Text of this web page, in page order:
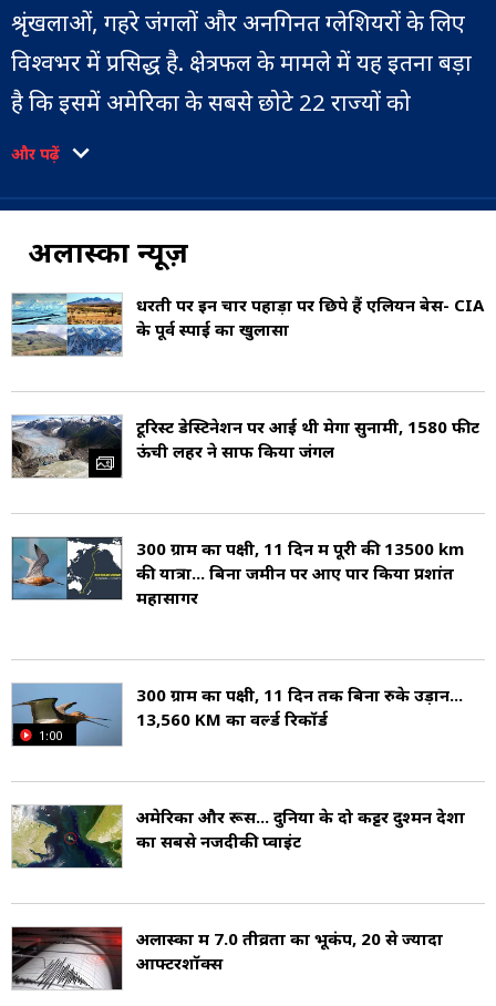
श्रृंखलाओं, गहरे जंगलों और अनगिनत ग्लेशियरों के लिए
विश्वभर में प्रसिद्ध है. क्षेत्रफल के मामले में यह इतना बड़ा
है कि इसमें अमेरिका के सबसे छोटे 22 राज्यों को
मिलाकर भी जगह बन सकती है, लेकिन आबादी बेहद कम
अलास्का का उत्तरी भाग आर्कटिक सर्कल में आता है,
मिलती है. यहां सर्दियां लंबी और अत्यधिक ठंडी होती
हैं. कुछ जगहों पर तापमान -50°C तक गिर सकता है,
नजारा देखने को मिलता है, जब सूरज लगभग 24 घंटे
क्षितिज पर रहता है.
अलास्का में ग्रिजली भालू, मूस, कारिबू, बाल्ड ईगल, और
व्हेल जैसी दुर्लभ प्रजातियां पाई जाती हैं. इसके जल क्षेत्र में
सोना और अन्य खनिजों का भी बड़ा भंडार है, जिसने इसे
आर्थिक दृष्टि से महत्वपूर्ण बनाया है.
हजारों वर्षों से बसे हुए हैं. 1867 में अमेरिका ने इसे रूस से
खरीदा था, और 1959 में यह 49वां राज्य बना. आज भी
का विशेष महत्व है.
अलास्का एडवेंचर प्रेमियों के लिए स्वर्ग है. डेनाली नेशनल
और पढ़ें
अलास्का न्यूज़
धरती पर इन चार पहाड़ों पर छिपे हैं एलियन बेस- CIA
के पूर्व स्पाई का खुलासा
टूरिस्ट डेस्टिनेशन पर आई थी मेगा सुनामी, 1580 फीट
ऊंची लहर ने साफ किया जंगल
300 ग्राम का पक्षी, 11 दिन में पूरी की 13500 km
की यात्रा... बिना जमीन पर आए पार किया प्रशांत
महासागर
1:00
300 ग्राम का पक्षी, 11 दिन तक बिना रुके उड़ान...
13,560 KM का वर्ल्ड रिकॉर्ड
अमेरिका और रूस... दुनिया के दो कट्टर दुश्मन देशों
का सबसे नजदीकी प्वाइंट
अलास्का में 7.0 तीव्रता का भूकंप, 20 से ज्यादा
आफ्टरशॉक्स